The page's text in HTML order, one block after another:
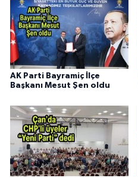
AK Parti Bayramiç İlçe
Başkanı Mesut Şen oldu